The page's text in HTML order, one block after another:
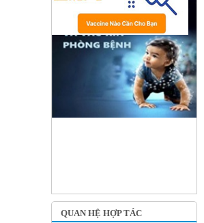
QUAN HỆ HỢP TÁC